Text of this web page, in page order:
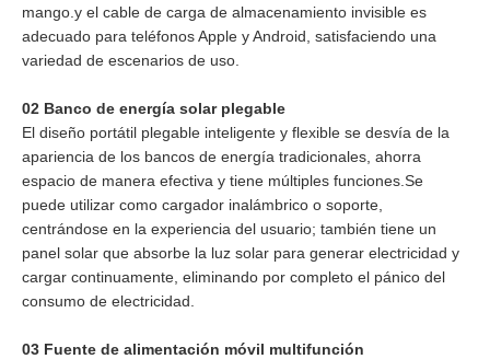
mango.y el cable de carga de almacenamiento invisible es
adecuado para teléfonos Apple y Android, satisfaciendo una
variedad de escenarios de uso.
02 Banco de energía solar plegable
El diseño portátil plegable inteligente y flexible se desvía de la
apariencia de los bancos de energía tradicionales, ahorra
espacio de manera efectiva y tiene múltiples funciones.Se
puede utilizar como cargador inalámbrico o soporte,
centrándose en la experiencia del usuario; también tiene un
panel solar que absorbe la luz solar para generar electricidad y
cargar continuamente, eliminando por completo el pánico del
consumo de electricidad.
03 Fuente de alimentación móvil multifunción